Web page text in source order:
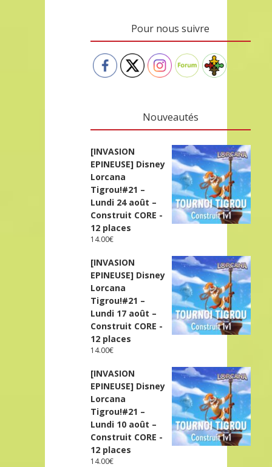
Pour nous suivre
Nouveautés
[INVASION
EPINEUSE] Disney
Lorcana
Tigrou!#21 –
Lundi 24 août –
Construit CORE -
12 places
14.00€
[INVASION
EPINEUSE] Disney
Lorcana
Tigrou!#21 –
Lundi 17 août –
Construit CORE -
12 places
14.00€
[INVASION
EPINEUSE] Disney
Lorcana
Tigrou!#21 –
Lundi 10 août –
Construit CORE -
12 places
14.00€